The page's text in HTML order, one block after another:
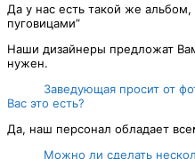
Да у нас есть такой же
пуговицами”
Наши дизайнеры предложат
нужен.
Заведующая просит от
Вас это есть?
Да, наш персонал обладает
Можно ли сделать